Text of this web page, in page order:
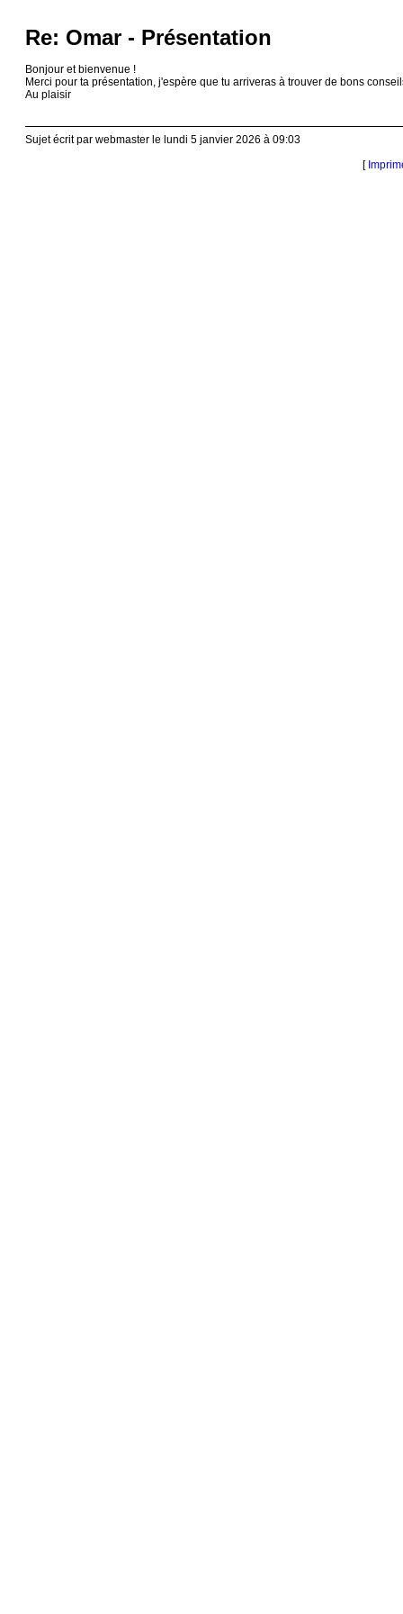
Re: Omar - Présentation
Bonjour et bienvenue !
Merci pour ta présentation, j'espère que tu arriveras à trouver de bons
Au plaisir
Sujet écrit par webmaster le lundi 5 janvier 2026 à 09:03
[